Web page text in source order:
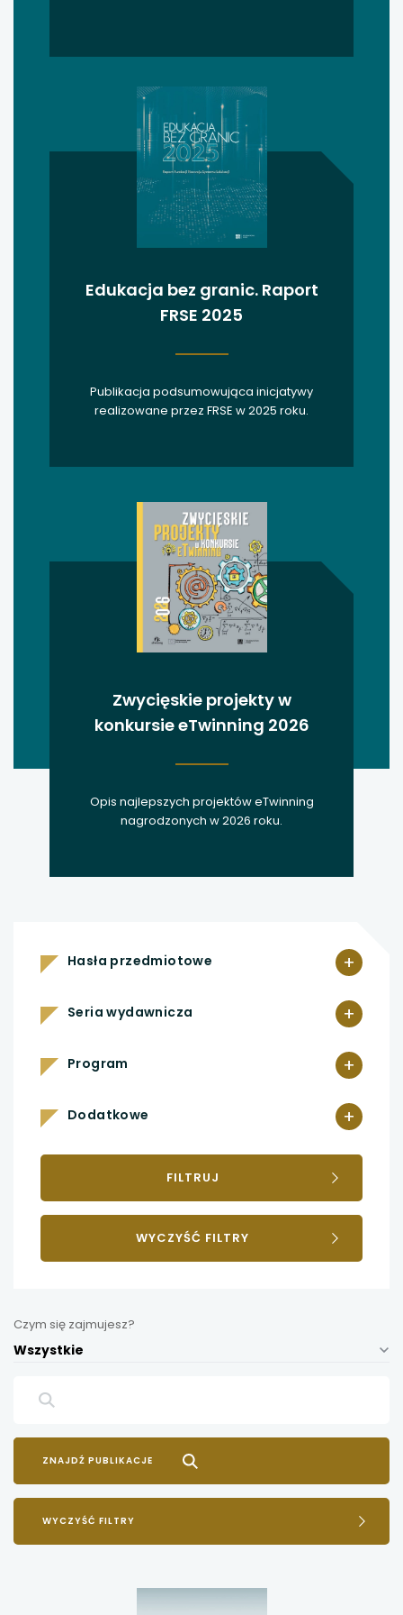
uwaga, link otwiera się w nowej karcie
uwaga, link otwiera się w nowej karcie
uwaga, link otwiera się w nowej karcie
uwaga, link otwiera się w nowej karcie
Edukacja bez granic. Raport
FRSE 2025
Publikacja podsumowująca inicjatywy
realizowane przez FRSE w 2025 roku.
Zwycięskie projekty w
konkursie eTwinning 2026
Opis najlepszych projektów eTwinning
nagrodzonych w 2026 roku.
+
Hasła przedmiotowe
+
Seria wydawnicza
+
Program
+
Dodatkowe
FILTRUJ
WYCZYŚĆ FILTRY
Czym się zajmujesz?
Wszystkie
WYCZYŚĆ FILTRY